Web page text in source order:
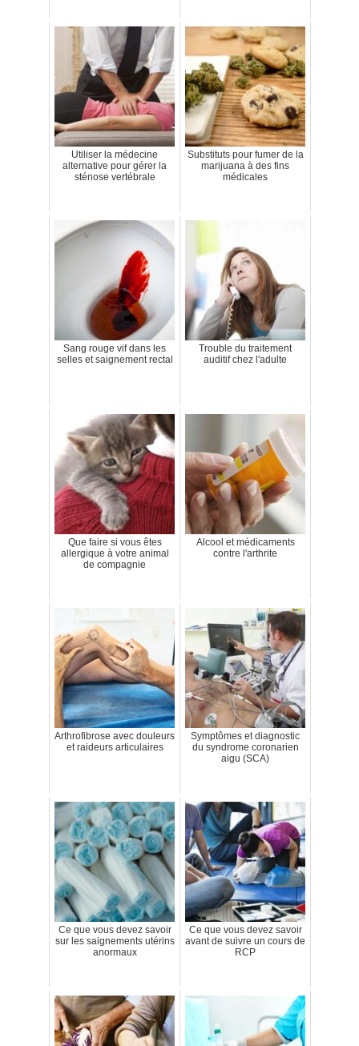
Utiliser la médecine
alternative pour gérer la
sténose vertébrale
Substituts pour fumer de la
marijuana à des fins
médicales
Sang rouge vif dans les
selles et saignement rectal
Trouble du traitement
auditif chez l'adulte
Que faire si vous êtes
allergique à votre animal
de compagnie
Alcool et médicaments
contre l'arthrite
Arthrofibrose avec douleurs
et raideurs articulaires
Symptômes et diagnostic
du syndrome coronarien
aigu (SCA)
Ce que vous devez savoir
sur les saignements utérins
anormaux
Ce que vous devez savoir
avant de suivre un cours de
RCP